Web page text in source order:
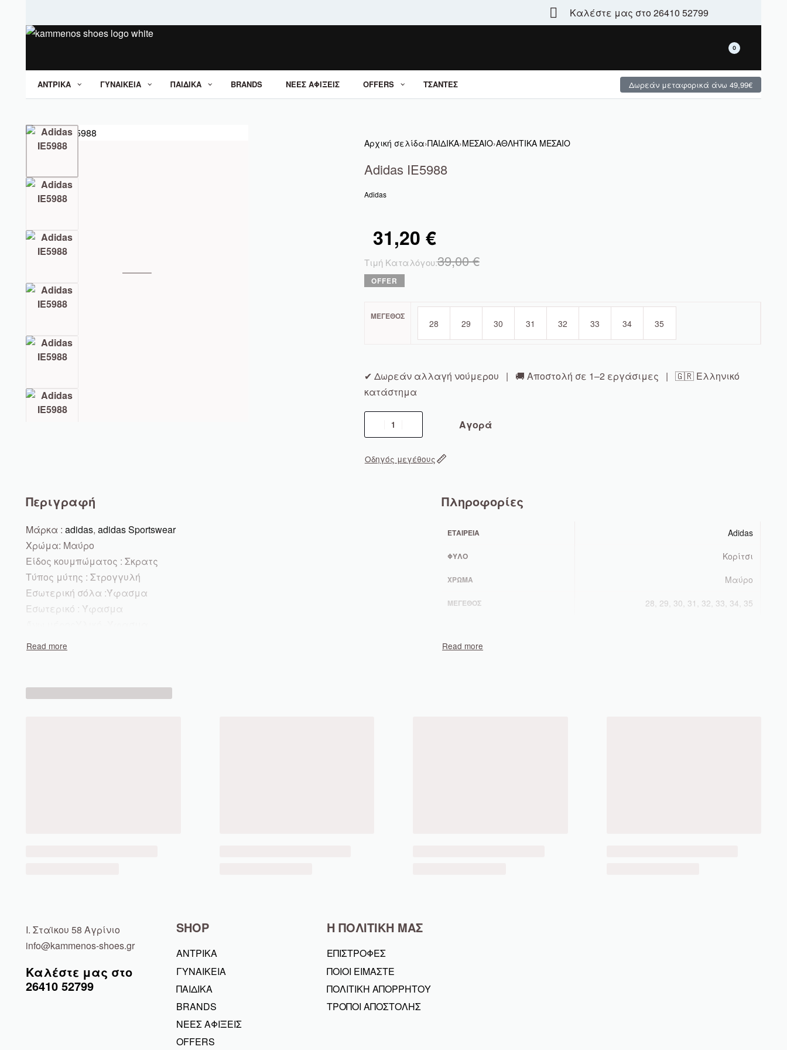
Τεράστια γκάμα - μεγάλες χειμερινές προσφορές
Καλέστε μας στο 26410 52799
0
ΑΝΤΡΙΚΑ ΓΥΝΑΙΚΕΙΑ ΠΑΙΔΙΚΑ BRANDS ΝΕΕΣ ΑΦΙΞΕΙΣ OFFERS ΤΣΑΝΤΕΣ Δωρεάν μεταφορικά άνω 49,99€
Αρχική σελίδα›ΠΑΙΔΙΚΑ›ΜΕΣΑΙΟ›ΑΘΛΗΤΙΚΑ ΜΕΣΑΙΟ
Adidas IE5988
Adidas
39,00€
31,20 €
ΜΈΓΕΘΟΣ
28 29 30 31 32 33 34 35
✔ Δωρεάν αλλαγή νούμερου | 🚚 Αποστολή σε 1–2 εργάσιμες | 🇬🇷 Ελληνικό
κατάστημα
Αγορά
Οδηγός μεγέθους
Περιγραφή
Μάρκα : adidas, adidas Sportswear
Χρώμα: Μαύρο
Είδος κουμπώματος : Σκρατς
Τύπος μύτης : Στρογγυλή
Εσωτερική σόλα :Ύφασμα
Εσωτερικό : Ύφασμα
Φόδρα :
Πληροφορίες
ΕΤΑΙΡΕΊΑ Adidas
ΦΎΛΟ Κορίτσι
ΧΡΏΜΑ Μαύρο
ΜΈΓΕΘΟΣ 28, 29, 30, 31, 32, 33, 34, 35
Ι. Σταϊκου 58 Αγρίνιο
info@kammenos-shoes.gr
Καλέστε μας στο
26410 52799
SHOP
ΑΝΤΡΙΚΑ
ΓΥΝΑΙΚΕΙΑ
ΠΑΙΔΙΚΑ
BRANDS
ΝΕΕΣ ΑΦΙΞΕΙΣ
OFFERS
Η ΠΟΛΙΤΙΚΗ ΜΑΣ
ΕΠΙΣΤΡΟΦΕΣ
ΠΟΙΟΙ ΕΙΜΑΣΤΕ
ΠΟΛΙΤΙΚΗ ΑΠΟΡΡΗΤΟΥ
ΤΡΟΠΟΙ ΑΠΟΣΤΟΛΗΣ